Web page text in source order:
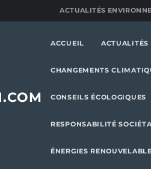
ACTUALITÉS
ACCUEIL ACTUALITÉS
CHANGEMENTS
CONSEILS ÉCOLOGIQUES
RESPONSABILITÉ
ÉNERGIES